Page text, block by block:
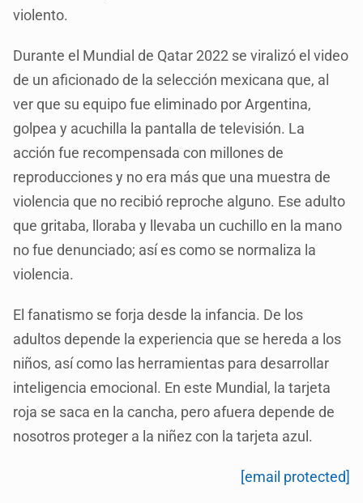
violento.
Durante el Mundial de Qatar 2022 se viralizó el video
de un aficionado de la selección mexicana que, al
ver que su equipo fue eliminado por Argentina,
golpea y acuchilla la pantalla de televisión. La
acción fue recompensada con millones de
reproducciones y no era más que una muestra de
violencia que no recibió reproche alguno. Ese adulto
que gritaba, lloraba y llevaba un cuchillo en la mano
no fue denunciado; así es como se normaliza la
violencia.
El fanatismo se forja desde la infancia. De los
adultos depende la experiencia que se hereda a los
niños, así como las herramientas para desarrollar
inteligencia emocional. En este Mundial, la tarjeta
roja se saca en la cancha, pero afuera depende de
nosotros proteger a la niñez con la tarjeta azul.
[email protected]